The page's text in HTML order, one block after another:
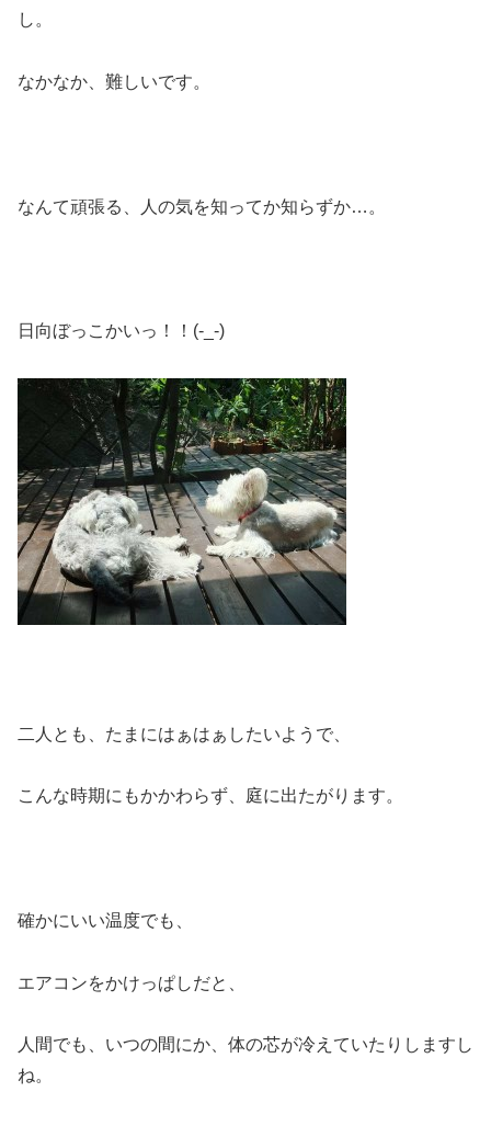
し。
なかなか、難しいです。
なんて頑張る、人の気を知ってか知らずか…。
日向ぼっこかいっ！！(-_-)
二人とも、たまにはぁはぁしたいようで、
こんな時期にもかかわらず、庭に出たがります。
確かにいい温度でも、
エアコンをかけっぱしだと、
人間でも、いつの間にか、体の芯が冷えていたりしますし
ね。